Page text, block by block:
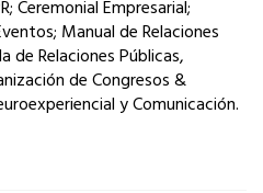
Ceremonial Empresarial;
Manual de Relaciones
de Relaciones Públicas,
de Congresos &
y Comunicación.